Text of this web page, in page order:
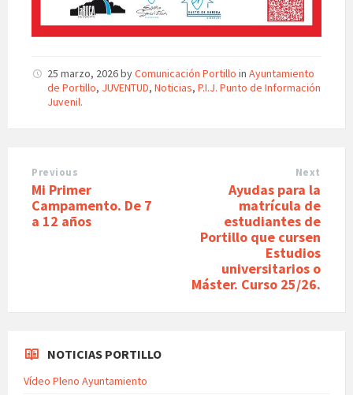
25 marzo, 2026byComunicación Portillo in Ayuntamiento
de Portillo, JUVENTUD, Noticias, P.I.J. Punto de Información
Juvenil.
Previous
Mi Primer
Campamento. De 7
a 12 años
Next
Ayudas para la
matrícula de
estudiantes de
Portillo que cursen
Estudios
universitarios o
Máster. Curso 25/26.
NOTICIAS PORTILLO
Vídeo Pleno Ayuntamiento